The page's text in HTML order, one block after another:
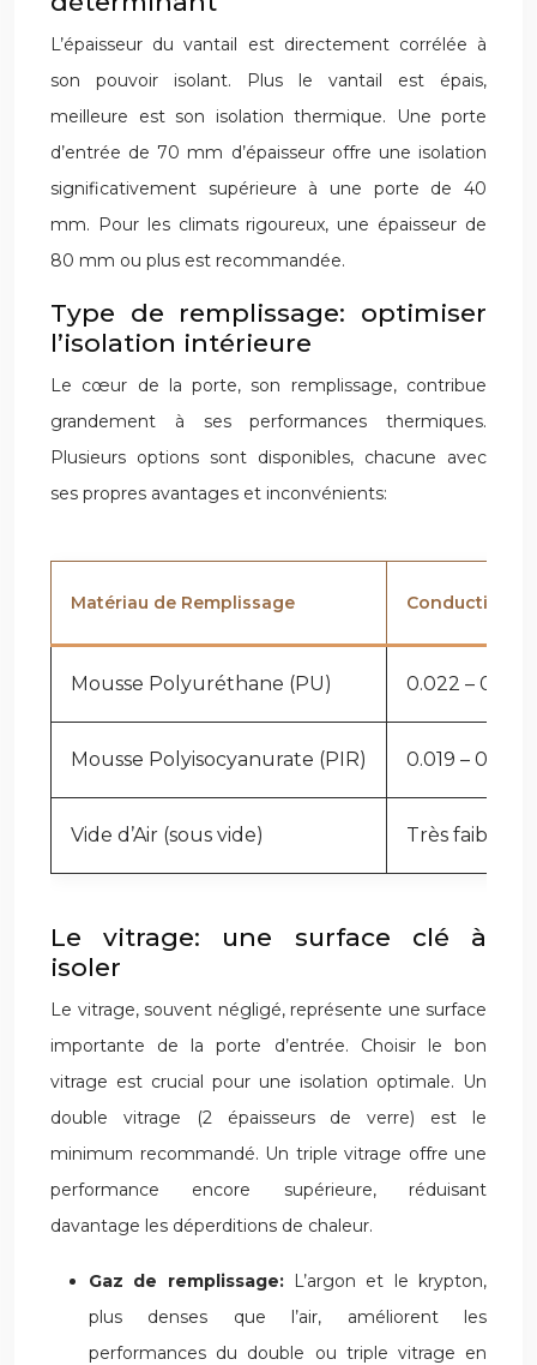
L’épaisseur du vantail est directement corrélée à
son pouvoir isolant. Plus le vantail est épais,
meilleure est son isolation thermique. Une porte
d’entrée de 70 mm d’épaisseur offre une isolation
significativement supérieure à une porte de 40
mm. Pour les climats rigoureux, une épaisseur de
80 mm ou plus est recommandée.
Type de remplissage: optimiser
l’isolation intérieure
Le cœur de la porte, son remplissage, contribue
grandement à ses performances thermiques.
Plusieurs options sont disponibles, chacune avec
ses propres avantages et inconvénients:
Matériau de Remplissage Conductivité
Mousse Polyuréthane (PU) 0.022 – 0.028
Mousse Polyisocyanurate (PIR) 0.019 – 0.024
Vide d’Air (sous vide) Très faible
Le vitrage: une surface clé à
isoler
Le vitrage, souvent négligé, représente une surface
importante de la porte d’entrée. Choisir le bon
vitrage est crucial pour une isolation optimale. Un
double vitrage (2 épaisseurs de verre) est le
minimum recommandé. Un triple vitrage offre une
performance encore supérieure, réduisant
davantage les déperditions de chaleur.
Gaz de remplissage: L’argon et le krypton,
plus denses que l’air, améliorent les
performances du double ou triple vitrage en